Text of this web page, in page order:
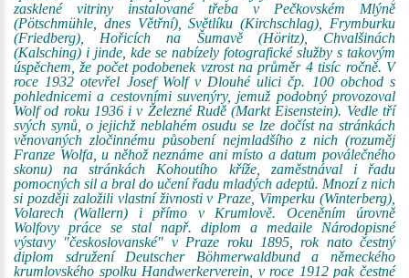
zasklené vitriny instalované třeba v Pečkovském Mlýně
(Pötschmühle, dnes Větřní), Světlíku (Kirchschlag), Frymburku
(Friedberg), Hořicích na Šumavě (Höritz), Chvalšinách
(Kalsching) i jinde, kde se nabízely fotografické služby s takovým
úspěchem, že počet podobenek vzrost na průměr 4 tisíc ročně. V
roce 1932 otevřel Josef Wolf v Dlouhé ulici čp. 100 obchod s
pohlednicemi a cestovními suvenýry, jemuž podobný provozoval
Wolf od roku 1936 i v Železné Rudě (Markt Eisenstein). Vedle tří
svých synů, o jejichž neblahém osudu se lze dočíst na stránkách
věnovaných zločinnému působení nejmladšího z nich (rozuměj
Franze Wolfa, u něhož neznáme ani místo a datum poválečného
skonu) na stránkách Kohoutího kříže, zaměstnával i řadu
pomocných sil a bral do učení řadu mladých adeptů. Mnozí z nich
si později založili vlastní živnosti v Praze, Vimperku (Winterberg),
Volarech (Wallern) i přímo v Krumlově. Oceněním úrovně
Wolfovy práce se stal např. diplom a medaile Národopisné
výstavy "českoslovanské" v Praze roku 1895, rok nato čestný
diplom sdružení Deutscher Böhmerwaldbund a německého
krumlovského spolku Handwerkerverein, v roce 1912 pak čestné